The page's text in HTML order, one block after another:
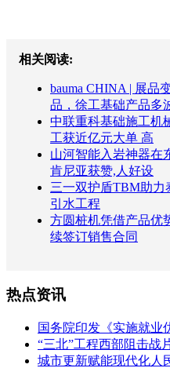
相关阅读:
bauma CHINA | 展品
品，徐工基础产品多
中联重科基础施工机
工获近亿元大单 高
山河智能入岩神器在
肯尼亚获赞,人好设
三一双护盾TBM助力
引水工程
方圆桩机凭借产品优
续签订销售合同
热点资讯
国务院印发《实施就业
“三北”工程西部阻击战
城市更新赋能现代化人